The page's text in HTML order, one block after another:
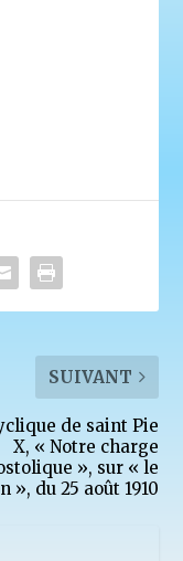
SUIVANT
de saint Pie
X, « Notre charge
», sur « le
», du 25 août 1910